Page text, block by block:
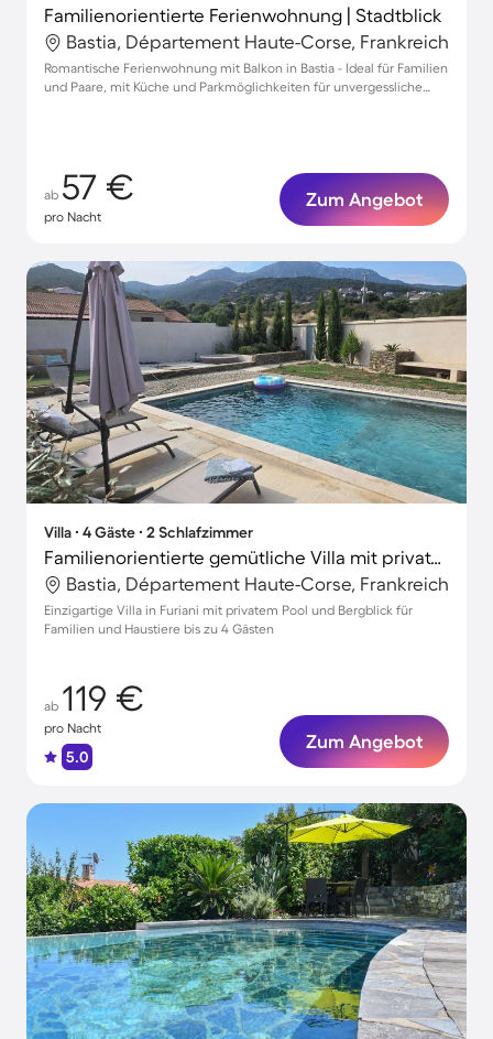
Familienorientierte Ferienwohnung | Stadtblick
Bastia, Département Haute-Corse, Frankreich
Romantische Ferienwohnung mit Balkon in Bastia - Ideal für Familien
und Paare, mit Küche und Parkmöglichkeiten für unvergessliche
ab 57 €
pro Nacht
Zum Angebot
Villa ∙ 4 Gäste ∙ 2 Schlafzimmer
Familienorientierte gemütliche Villa mit privatem Pool, Grill und Terrasse | Stadtblick | Haustiere erlaubt
Bastia, Département Haute-Corse, Frankreich
Einzigartige Villa in Furiani mit privatem Pool und Bergblick für
Familien und Haustiere bis zu 4 Gästen
ab 119 €
pro Nacht
5.0
Zum Angebot